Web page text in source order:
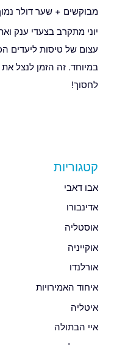
מבוקשים + שער דולר
יוני מתקרב בצעדי ענק
עצום של טיסות ליעדים
במיוחד. זה הזמן לנצל
לחסוך!
קטגוריות
אבו דאבי
אדינבורו
אוסטליה
אוקייניה
אורלנדו
איחוד האמירויות
איטליה
איי הבתולה